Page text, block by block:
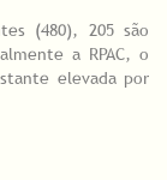
(480), 205 são
a RPAC, o
elevada por